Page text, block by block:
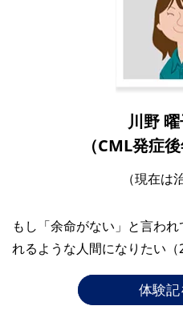
川野
（CML発症
（現在は
もし「余命がない」と言わ
れるような人間になりたい（
体験記